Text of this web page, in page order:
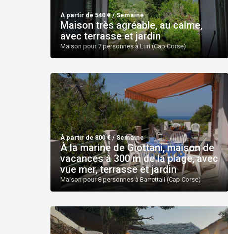
À partir de 540 € / Semaine
Maison très agréable, au calme,
avec terrasse et jardin
Maison pour 7 personnes à Luri (Cap Corse)
À partir de 800 € / Semaine
À la marine de Giottani, maison de
vacances à 300 m de la plage, avec
vue mer, terrasse et jardin
Maison pour 8 personnes à Barrettali (Cap Corse)